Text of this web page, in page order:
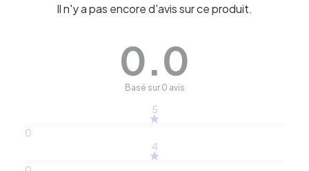
Il n'y a pas encore d'avis sur ce produit.
0.0
Basé sur 0 avis
5
0
4